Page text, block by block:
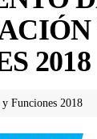
2018
Funciones 2018